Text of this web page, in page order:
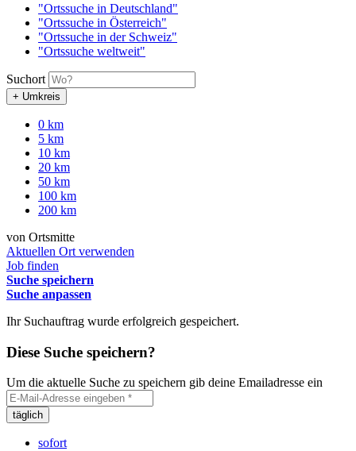
"Ortssuche in Deutschland"
"Ortssuche in Österreich"
"Ortssuche in der Schweiz"
"Ortssuche weltweit"
Suchort
+ Umkreis
0 km
5 km
10 km
20 km
50 km
100 km
200 km
von Ortsmitte
Aktuellen Ort verwenden
Job finden
Suche speichern
Suche anpassen
Ihr Suchauftrag wurde erfolgreich gespeichert.
Diese Suche speichern?
Um die aktuelle Suche zu speichern gib deine Emailadresse ein
täglich
sofort